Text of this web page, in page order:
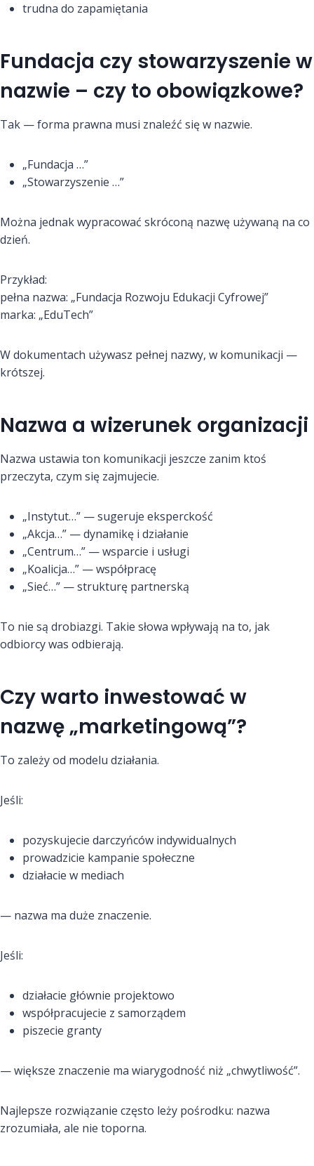
trudna do zapamiętania
Fundacja czy stowarzyszenie w
nazwie – czy to obowiązkowe?
Tak — forma prawna musi znaleźć się w nazwie.
„Fundacja …”
„Stowarzyszenie …”
Można jednak wypracować skróconą nazwę używaną na co
dzień.
Przykład:
pełna nazwa: „Fundacja Rozwoju Edukacji Cyfrowej”
marka: „EduTech”
W dokumentach używasz pełnej nazwy, w komunikacji —
krótszej.
Nazwa a wizerunek organizacji
Nazwa ustawia ton komunikacji jeszcze zanim ktoś
przeczyta, czym się zajmujecie.
„Instytut…” — sugeruje eksperckość
„Akcja…” — dynamikę i działanie
„Centrum…” — wsparcie i usługi
„Koalicja…” — współpracę
„Sieć…” — strukturę partnerską
To nie są drobiazgi. Takie słowa wpływają na to, jak
odbiorcy was odbierają.
Czy warto inwestować w
nazwę „marketingową”?
To zależy od modelu działania.
Jeśli:
pozyskujecie darczyńców indywidualnych
prowadzicie kampanie społeczne
działacie w mediach
— nazwa ma duże znaczenie.
Jeśli:
działacie głównie projektowo
współpracujecie z samorządem
piszecie granty
— większe znaczenie ma wiarygodność niż „chwytliwość”.
Najlepsze rozwiązanie często leży pośrodku: nazwa
zrozumiała, ale nie toporna.